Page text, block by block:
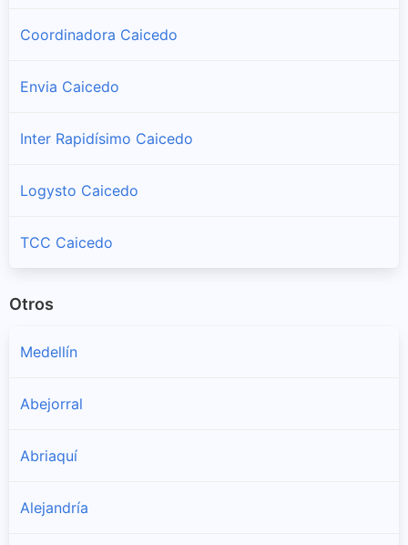
Coordinadora Caicedo
Envia Caicedo
Inter Rapidísimo Caicedo
Logysto Caicedo
TCC Caicedo
Otros
Medellín
Abejorral
Abriaquí
Alejandría